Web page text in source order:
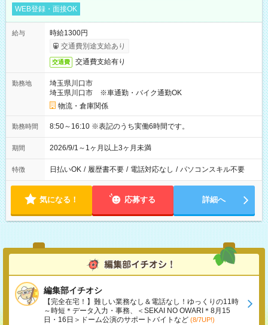
WEB登録・面接OK
給与
時給1300円
交通費別途支給あり
交通費 交通費支給有り
勤務地
埼玉県川口市
埼玉県川口市 ※車通勤・バイク通勤OK
物流・倉庫関係
勤務時間 8:50～16:10 ※表記のうち実働6時間です。
期間 2026/9/1～1ヶ月以上3ヶ月未満
特徴 日払いOK / 履歴書不要 / 電話対応なし / パソコンスキル不要
気になる！ 応募する 詳細へ
編集部イチオシ
【完全在宅！】難しい業務なし＆電話なし！ゆっくりの11時
～時短＊データ入力・事務、＜SEKAI NO OWARI＊8月15
日・16日＞ドーム公演のサポートバイトなど (8/7UP!)